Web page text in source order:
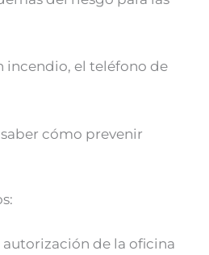
incendio, el teléfono de
cómo prevenir
autorización de la oficina